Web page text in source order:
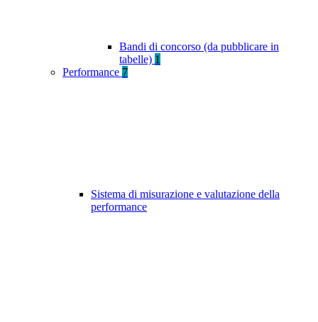
Bandi di concorso (da pubblicare in
tabelle) 1
Performance 7
Sistema di misurazione e valutazione della
performance